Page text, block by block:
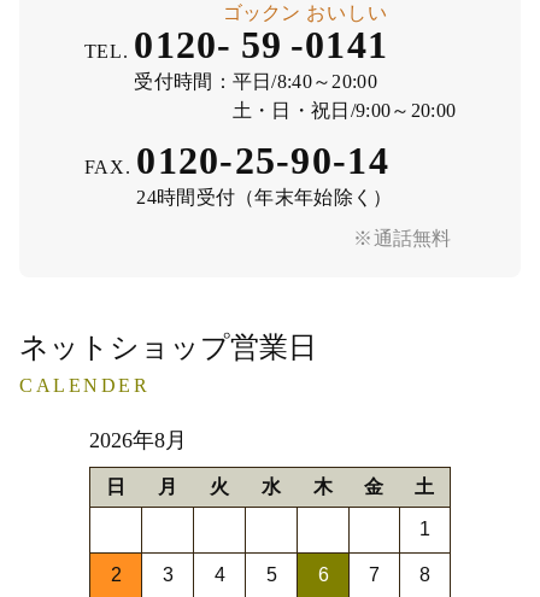
※通話無料
TEL. 0120- 59
ゴックン
-0141
おいしい
受付時間： 平日/8:40～20:00
土・日・祝日/9:00～20:00
FAX. 0120-25-90-14
24時間受付（年末年始除く）
ネットショップ営業日
CALENDER
2026年8月
日 月 火 水 木 金 土
1
2 3 4 5 6 7 8